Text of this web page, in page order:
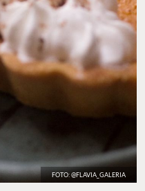
FOTO: @FLAVIA_GALERIA